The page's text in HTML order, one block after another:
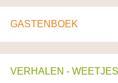
GASTENBOEK
VERHALEN -